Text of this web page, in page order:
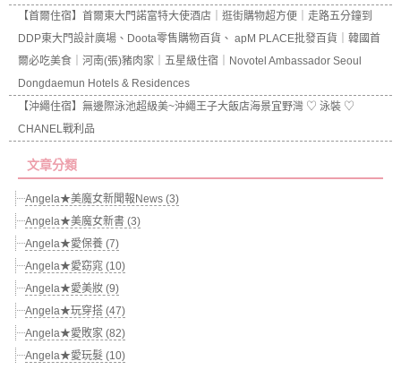
【首爾住宿】首爾東大門諾富特大使酒店｜逛街購物超方便｜走路五分鐘到
DDP東大門設計廣場、Doota零售購物百貨、 apM PLACE批發百貨｜韓國首
爾必吃美食｜河南(張)豬肉家｜五星級住宿｜Novotel Ambassador Seoul
Dongdaemun Hotels & Residences
【沖繩住宿】無邊際泳池超級美~沖繩王子大飯店海景宜野灣 ♡ 泳裝 ♡
CHANEL戰利品
文章分類
Angela★美魔女新聞報News (3)
Angela★美魔女新書 (3)
Angela★愛保養 (7)
Angela★愛窈窕 (10)
Angela★愛美妝 (9)
Angela★玩穿搭 (47)
Angela★愛敗家 (82)
Angela★愛玩髮 (10)